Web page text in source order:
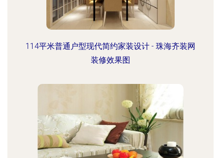
114平米普通户型现代简约家装设计 - 珠海齐装网
装修效果图